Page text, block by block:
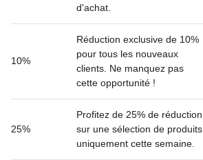
d'achat.
10%
Réduction exclusive de 10%
pour tous les nouveaux
clients. Ne manquez pas
cette opportunité !
25%
Profitez de 25% de réduction
sur une sélection de produits
uniquement cette semaine.